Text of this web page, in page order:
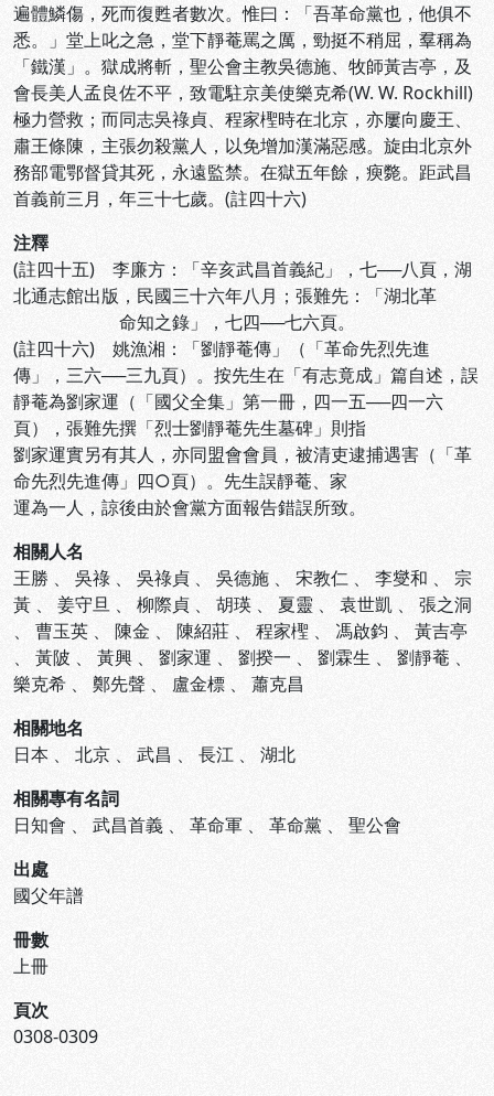
遍體鱗傷，死而復甦者數次。惟曰：「吾革命黨也，他俱不
悉。」堂上叱之急，堂下靜菴罵之厲，勁挺不稍屈，羣稱為
「鐵漢」。獄成將斬，聖公會主教吳德施、牧師黃吉亭，及
會長美人孟良佐不平，致電駐京美使樂克希(W. W. Rockhill)
極力營救；而同志吳祿貞、程家檉時在北京，亦屢向慶王、
肅王條陳，主張勿殺黨人，以免增加漢滿惡感。旋由北京外
務部電鄂督貸其死，永遠監禁。在獄五年餘，瘐斃。距武昌
首義前三月，年三十七歲。(註四十六)
注釋
(註四十五) 李廉方：「辛亥武昌首義紀」，七──八頁，湖
北通志館出版，民國三十六年八月；張難先：「湖北革
命知之錄」，七四──七六頁。
(註四十六) 姚漁湘：「劉靜菴傳」（「革命先烈先進
傳」，三六──三九頁）。按先生在「有志竟成」篇自述，誤
靜菴為劉家運（「國父全集」第一冊，四一五──四一六
頁），張難先撰「烈士劉靜菴先生墓碑」則指
劉家運實另有其人，亦同盟會會員，被清吏逮捕遇害（「革
命先烈先進傳」四○頁）。先生誤靜菴、家
運為一人，諒後由於會黨方面報告錯誤所致。
相關人名
王勝 、 吳祿 、 吳祿貞 、 吳德施 、 宋教仁 、 李燮和 、 宗
黃 、 姜守旦 、 柳際貞 、 胡瑛 、 夏靈 、 袁世凱 、 張之洞
、 曹玉英 、 陳金 、 陳紹莊 、 程家檉 、 馮啟鈞 、 黃吉亭
、 黃陂 、 黃興 、 劉家運 、 劉揆一 、 劉霖生 、 劉靜菴 、
樂克希 、 鄭先聲 、 盧金標 、 蕭克昌
相關地名
日本 、 北京 、 武昌 、 長江 、 湖北
相關專有名詞
日知會 、 武昌首義 、 革命軍 、 革命黨 、 聖公會
出處
國父年譜
冊數
上冊
頁次
0308-0309